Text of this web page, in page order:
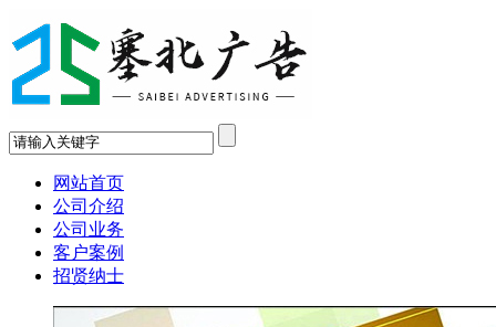
网站首页
公司介绍
公司业务
客户案例
招贤纳士